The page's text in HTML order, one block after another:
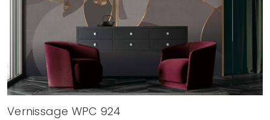
Vernissage WPC 924